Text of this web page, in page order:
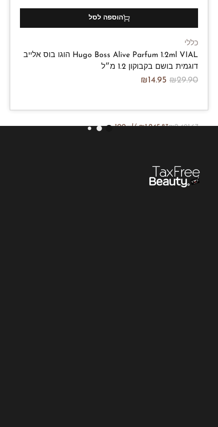
הוספה לסל
כללי
Hugo Boss Alive Parfum 1.2ml VIAL הוגו בוס אלייב
דוגמית בושם בקבוקון 1.2 מ״ל
₪29.90
₪14.95
₪2,491.67
₪1,245.83
/100ml